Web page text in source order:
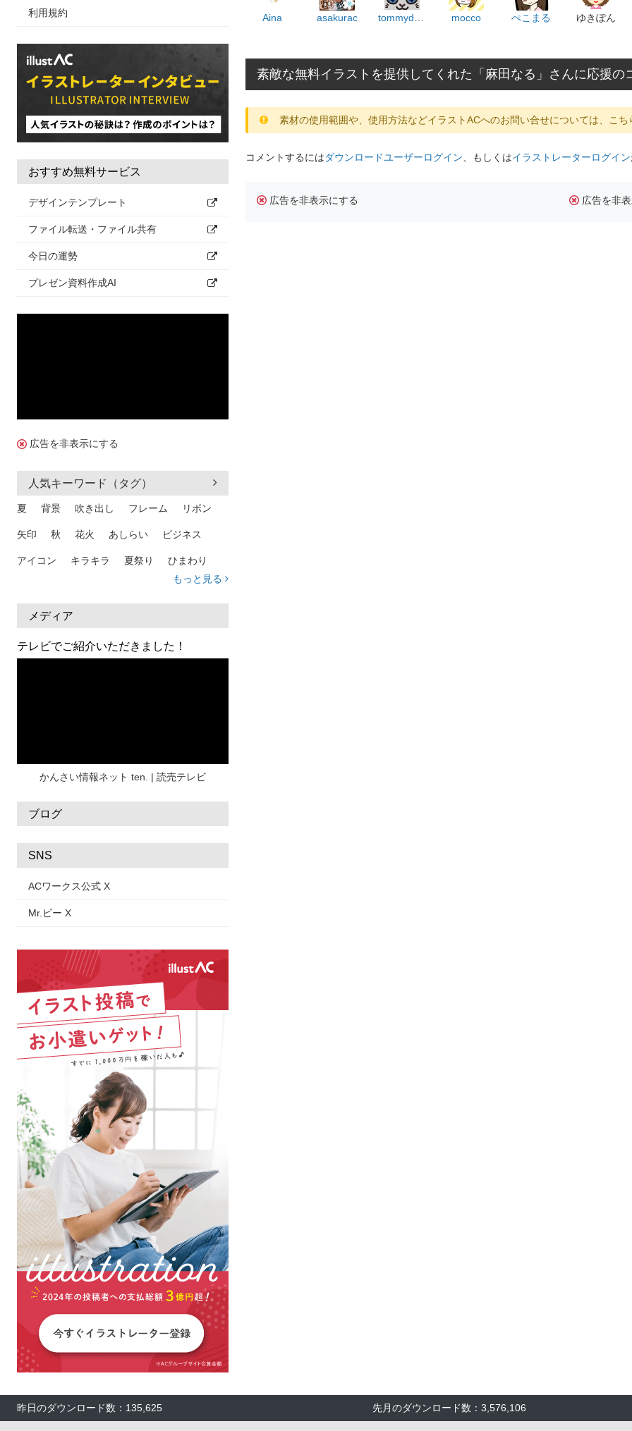
利用規約
おすすめ無料サービス
デザインテンプレート
ファイル転送・ファイル共有
今日の運勢
プレゼン資料作成AI
広告を非表示にする
人気キーワード（タグ）
夏 背景 吹き出し フレーム リボン
矢印 秋 花火 あしらい ビジネス
アイコン キラキラ 夏祭り ひまわり
熱中症
人物 暑中見舞い
日本地図 海
もっと見る
メディア
テレビでご紹介いただきました！
かんさい情報ネット ten. | 読売テレビ
ブログ
SNS
ACワークス公式 X
Mr.ビー X
Aina asakurac mocco ぺこまる ゆきぽん
素敵な無料イラストを提供してくれた「麻田なる」さんに応援の
素材の使用範囲や、使用方法などイラストACへのお問い合せについては、こち
コメントするにはダウンロードユーザーログイン 、もしくはイラストレーターログイン
広告を非表示にする 広告を非
昨日のダウンロード数：135,625 先月のダウンロード数：3,576,106